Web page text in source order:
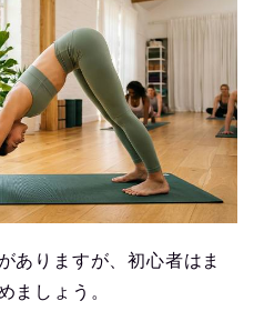
ありますが、初心者はま
ましょう。